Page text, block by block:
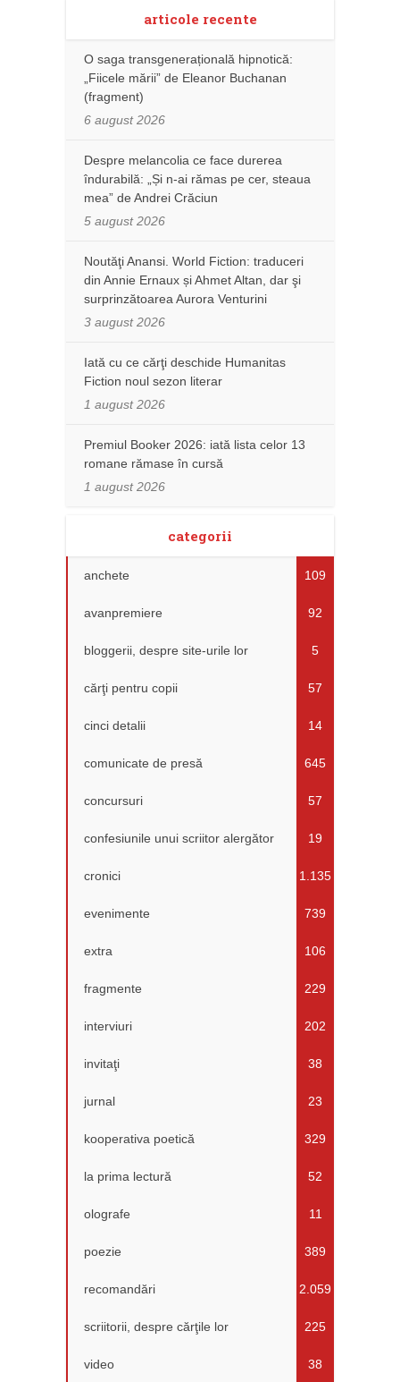
articole recente
O saga transgenerațională hipnotică:
„Fiicele mării” de Eleanor Buchanan
(fragment)
6 august 2026
Despre melancolia ce face durerea
îndurabilă: „Și n-ai rămas pe cer, steaua
mea” de Andrei Crăciun
5 august 2026
Noutăţi Anansi. World Fiction: traduceri
din Annie Ernaux și Ahmet Altan, dar şi
surprinzătoarea Aurora Venturini
3 august 2026
Iată cu ce cărţi deschide Humanitas
Fiction noul sezon literar
1 august 2026
Premiul Booker 2026: iată lista celor 13
romane rămase în cursă
1 august 2026
categorii
anchete 109
avanpremiere 92
bloggerii, despre site-urile lor 5
cărţi pentru copii 57
cinci detalii 14
comunicate de presă 645
concursuri 57
confesiunile unui scriitor alergător 19
cronici 1.135
evenimente 739
extra 106
fragmente 229
interviuri 202
invitaţi 38
jurnal 23
kooperativa poetică 329
la prima lectură 52
olografe 11
poezie 389
recomandări 2.059
scriitorii, despre cărţile lor 225
video 38